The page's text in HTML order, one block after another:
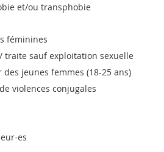
et/ou transphobie
féminines
traite sauf exploitation sexuelle
jeunes femmes (18-25 ans)
violences conjugales